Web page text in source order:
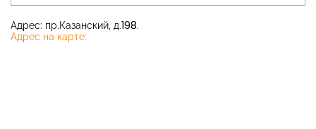
Адрес: пр.Казанский, д.198.
Адрес на карте: